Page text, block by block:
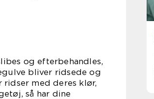
og efterbehandles,
bliver ridsede og
ridser med deres klør,
så har dine